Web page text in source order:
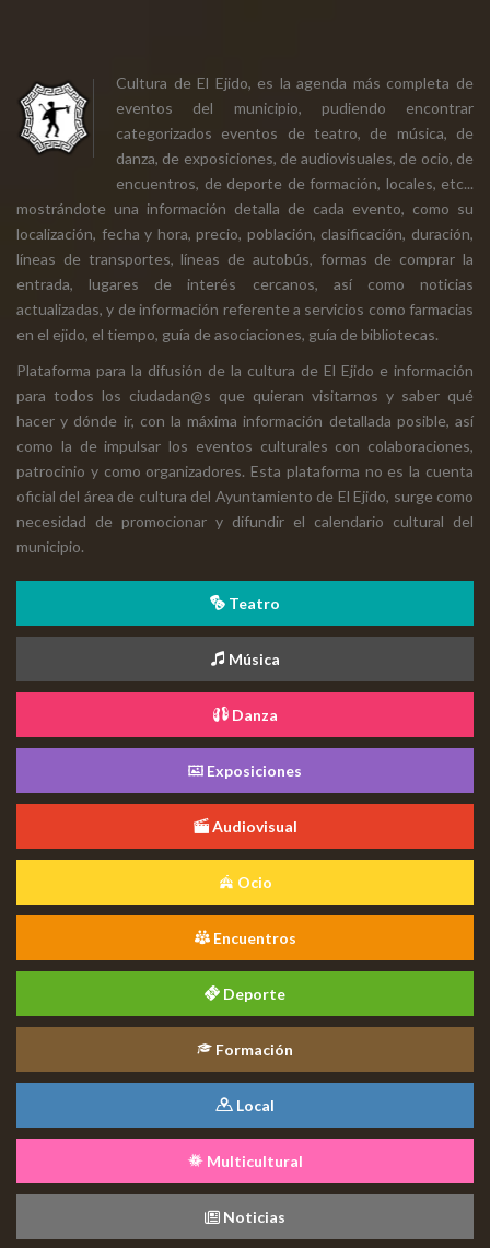
Cultura de El Ejido, es la agenda más completa de
eventos del municipio, pudiendo encontrar
categorizados eventos de teatro, de música, de
danza, de exposiciones, de audiovisuales, de ocio, de
encuentros, de deporte de formación, locales, etc...
mostrándote una información detalla de cada evento, como su
localización, fecha y hora, precio, población, clasificación, duración,
líneas de transportes, líneas de autobús, formas de comprar la
entrada, lugares de interés cercanos, así como noticias
actualizadas, y de información referente a servicios como farmacias
en el ejido, el tiempo, guía de asociaciones, guía de bibliotecas.
Plataforma para la difusión de la cultura de El Ejido e información
para todos los ciudadan@s que quieran visitarnos y saber qué
hacer y dónde ir, con la máxima información detallada posible, así
como la de impulsar los eventos culturales con colaboraciones,
patrocinio y como organizadores. Esta plataforma no es la cuenta
oficial del área de cultura del Ayuntamiento de El Ejido, surge como
necesidad de promocionar y difundir el calendario cultural del
municipio.
Teatro
Música
Danza
Exposiciones
Audiovisual
Ocio
Encuentros
Deporte
Formación
Local
Multicultural
Noticias